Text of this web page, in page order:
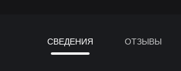
СВЕДЕНИЯ ОТЗЫВЫ